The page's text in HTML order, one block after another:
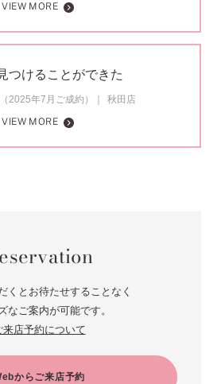
VIEW MORE
つけることができた
2025年7月ご成約）
秋田店
VIEW MORE
くとお待たせすることなく
なご案内が可能です。
来店予約について
からご来店予約